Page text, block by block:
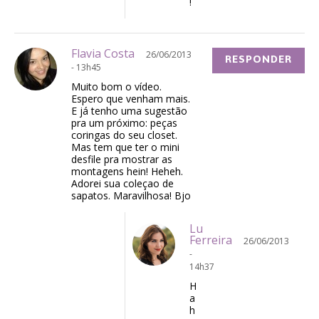
Flavia Costa
26/06/2013
- 13h45
Muito bom o vídeo.
Espero que venham mais.
E já tenho uma sugestão
pra um próximo: peças
coringas do seu closet.
Mas tem que ter o mini
desfile pra mostrar as
montagens hein! Heheh.
Adorei sua coleçao de
sapatos. Maravilhosa! Bjo
RESPONDER
Lu
Ferreira
26/06/2013
-
14h37
H
a
h